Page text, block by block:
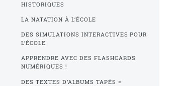
HISTORIQUES
LA NATATION À L’ÉCOLE
DES SIMULATIONS INTERACTIVES POUR
L’ÉCOLE
APPRENDRE AVEC DES FLASHCARDS
NUMÉRIQUES !
DES TEXTES D’ALBUMS TAPÉS =